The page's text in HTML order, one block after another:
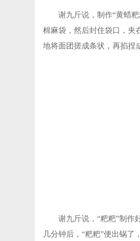
谢九斤说，制作“黄蜡
棉麻袋，然后封住袋口，夹
地将面团搓成条状，再掐捏
谢九斤说，“粑粑”制作
几分钟后，“粑粑”便出锅